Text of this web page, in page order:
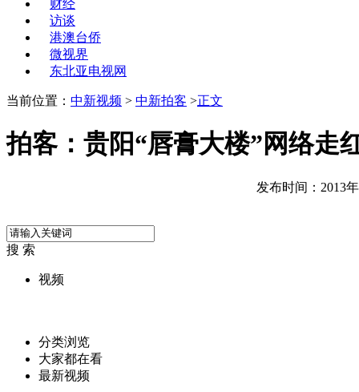
财经
访谈
港澳台侨
微视界
东北亚电视网
当前位置： 中新视频 > 中新拍客 >正文
拍客：贵阳“唇膏大楼”网络走
发布时间：2013
搜 索
视频
分类浏览
大家都在看
最新视频